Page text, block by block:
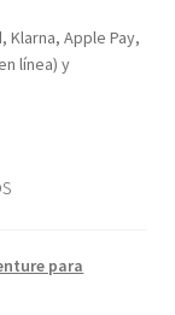
Apple Pay,
línea) y
para